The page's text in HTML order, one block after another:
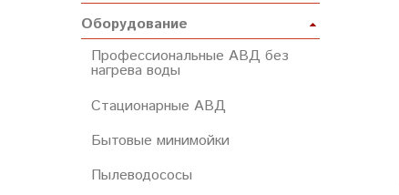
Оборудование
Профессиональные АВД без
нагрева воды
Стационарные АВД
Бытовые минимойки
Пылеводососы